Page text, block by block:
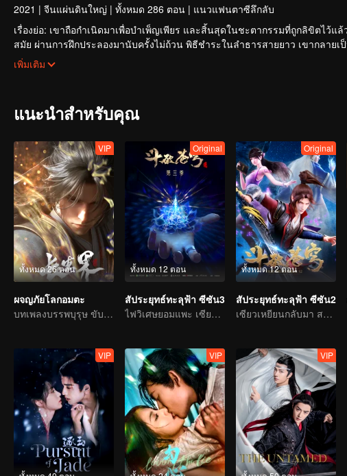
2021 | จีนแผ่นดินใหญ่ | ทั้งหมด 286 ตอน | แนวแฟนตาซีลึกลับ
เรื่องย่อ: เขาถือกำเนิดมาเพื่อบำเพ็ญเพียร และสิ้นสุดในชะตากรรมที่ถูกลิขิตไว้
สมัย ผ่านการฝึกประลองมานับครั้งไม่ถ้วน พิธีชำระในลำธารสายยาว เขากลาย
สว่างพร่างพราวและสร้างตำนานที่ไม่รู้จบอย่างไร
เพิ่มเติม
แนะนำสำหรับคุณ
ทั้งหมด 26 ตอน
VIP
ผจญภัยโลกอมตะ
บทเพลงบรรพบุรุษ ขับขานด้วยเลือดและน้ำตา
ทั้งหมด 12 ตอน
Original
สัประยุทธ์ทะลุฟ้า ซีซัน3
ไฟวิเศษยอมแพะ เซียวเหยียนรู้ซึ้งและใช้เป็นทักษะพุทธพิโรธบัวไฟ
ทั้งหมด 12 ตอน
Original
สัประยุทธ์ทะลุฟ้า ซีซัน2
เซียวเหยียนกลับมา สถานการณ์ผันแปรอย่างคาดกันไม่ถึง
VIP VIP VIP